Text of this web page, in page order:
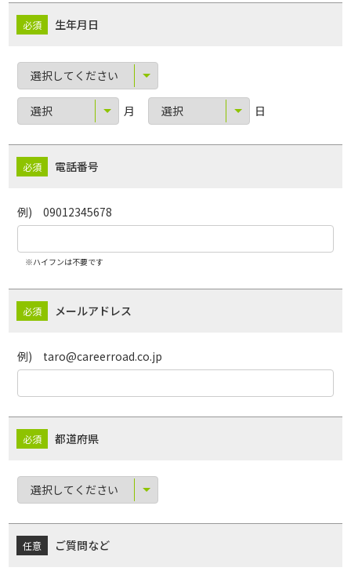
生年月日
月 日
電話番号
例) 09012345678
※ハイフンは不要です
メールアドレス
例) taro@careerroad.co.jp
都道府県
ご質問など